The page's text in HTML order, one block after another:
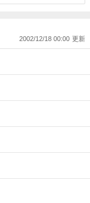
2002/12/18 00:00